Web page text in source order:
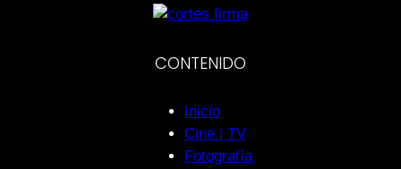
CONTENIDO
Inicio
Cine | TV
Fotografía